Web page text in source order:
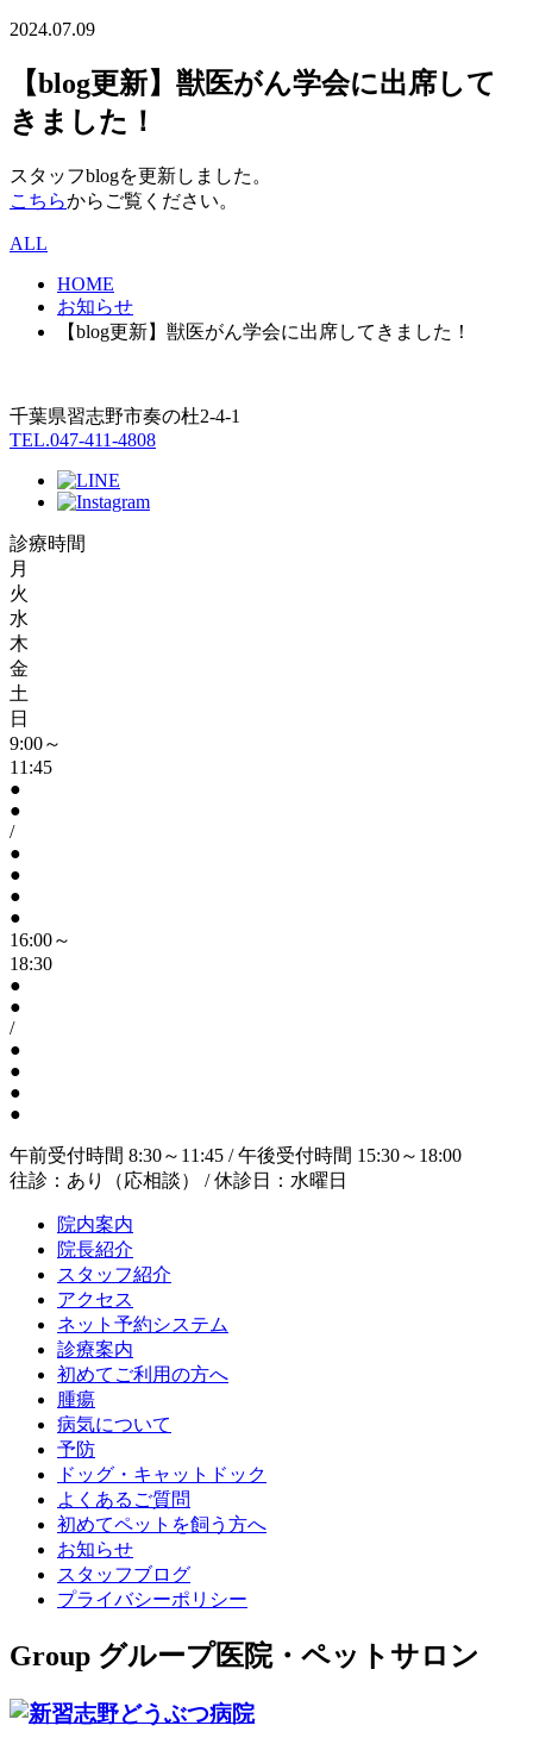
2024.07.09
【blog更新】獣医がん学会に出席して
きました！
スタッフblogを更新しました。
こちらからご覧ください。
ALL
HOME
お知らせ
【blog更新】獣医がん学会に出席してきました！
千葉県習志野市奏の杜2-4-1
TEL.047-411-4808
診療時間
月
火
水
木
金
土
日
9:00～
11:45
●
●
/
●
●
●
●
16:00～
18:30
●
●
/
●
●
●
●
午前受付時間 8:30～11:45 / 午後受付時間 15:30～18:00
往診：あり（応相談） / 休診日：水曜日
院内案内
院長紹介
スタッフ紹介
アクセス
ネット予約システム
診療案内
初めてご利用の方へ
腫瘍
病気について
予防
ドッグ・キャットドック
よくあるご質問
初めてペットを飼う方へ
お知らせ
スタッフブログ
プライバシーポリシー
Group グループ医院・ペットサロン